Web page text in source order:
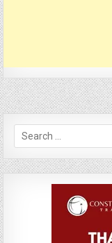
Search
for: